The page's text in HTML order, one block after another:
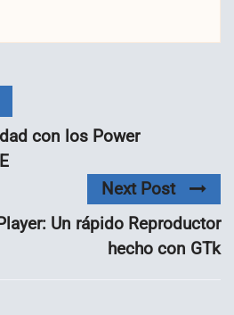
con los Power
Next Post
Un rápido Reproductor
hecho con GTk